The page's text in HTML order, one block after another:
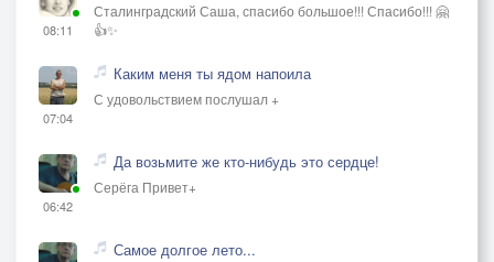
08:11
Сталинградский Саша, спасибо большое!!! Спасибо!!! 🤗
👍✨
07:04
Каким меня ты ядом напоила
С удовольствием послушал +
06:42
Да возьмите же кто-нибудь это сердце!
Серёга Привет+
Самое долгое лето...